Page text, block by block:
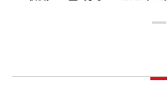
12 那美好的一仗
等書籍。合著《風土